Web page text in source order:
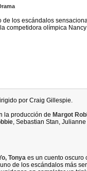
de los escándalos
competidora olímpica
por Craig Gillespie.
la producción de Margot
, Sebastian Stan,
Tonya es un cuento oscuro
de los escándalos más